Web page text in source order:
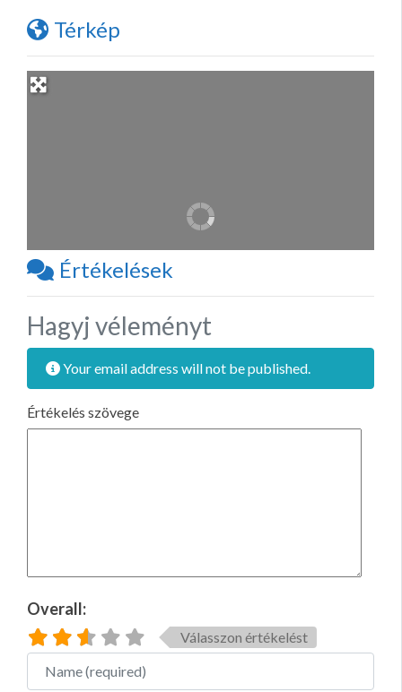
Térkép
Értékelések
Hagyj véleményt
Your email address will not be published.
Értékelés szövege
Overall:
Válasszon értékelést
Name